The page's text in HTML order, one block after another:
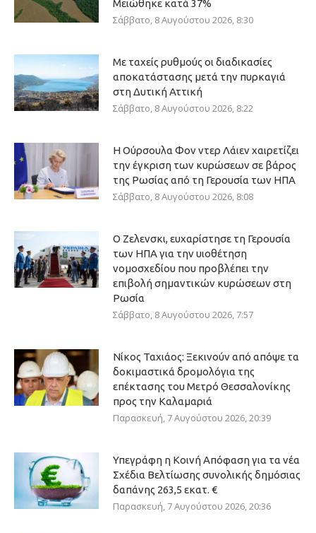
Μειώθηκε κατά 37%
Σάββατο, 8 Αυγούστου 2026, 8:30
Με ταχείς ρυθμούς οι διαδικασίες
αποκατάστασης μετά την πυρκαγιά
στη Δυτική Αττική
Σάββατο, 8 Αυγούστου 2026, 8:22
Η Ούρσουλα Φον ντερ Λάιεν χαιρετίζει
την έγκριση των κυρώσεων σε βάρος
της Ρωσίας από τη Γερουσία των ΗΠΑ
Σάββατο, 8 Αυγούστου 2026, 8:08
Ο Ζελενσκι, ευχαρίστησε τη Γερουσία
των ΗΠΑ για την υιοθέτηση
νομοσχεδίου που προβλέπει την
επιβολή σημαντικών κυρώσεων στη
Ρωσία
Σάββατο, 8 Αυγούστου 2026, 7:57
Νίκος Ταχιάος: Ξεκινούν από απόψε τα
δοκιμαστικά δρομολόγια της
επέκτασης του Μετρό Θεσσαλονίκης
προς την Καλαμαριά
Παρασκευή, 7 Αυγούστου 2026, 20:39
Υπεγράφη η Κοινή Απόφαση για τα νέα
Σχέδια Βελτίωσης συνολικής δημόσιας
δαπάνης 263,5 εκατ. €
Παρασκευή, 7 Αυγούστου 2026, 20:36